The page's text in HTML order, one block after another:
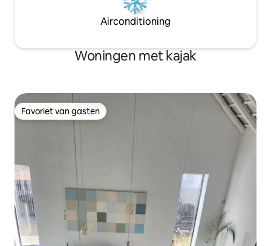
Airconditioning
Woningen met kajak
Favoriet van gasten
Favoriet van gasten